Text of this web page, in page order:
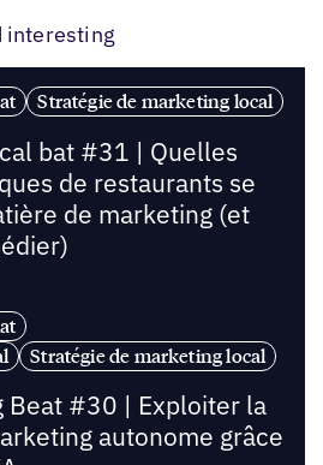
interesting
Stratégie de marketing local
bat #31 | Quelles
de restaurants se
de marketing (et
Stratégie de marketing local
Beat #30 | Exploiter la
autonome grâce